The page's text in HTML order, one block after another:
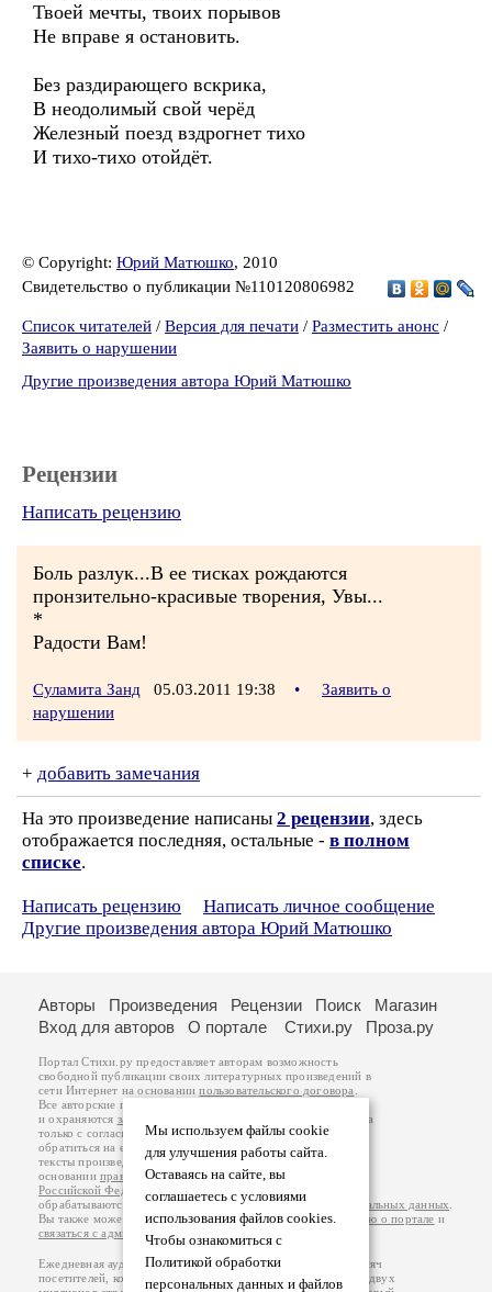
Твоей мечты, твоих порывов
Не вправе я остановить.
Без раздирающего вскрика,
В неодолимый свой черёд
Железный поезд вздрогнет тихо
И тихо-тихо отойдёт.
© Copyright: Юрий Матюшко, 2010
Свидетельство о публикации №110120806982
Список читателей / Версия для печати / Разместить анонс /
Заявить о нарушении
Другие произведения автора Юрий Матюшко
Рецензии
Написать рецензию
Боль разлук...В ее тисках рождаются
пронзительно-красивые творения, Увы...
*
Радости Вам!
Суламита Занд 05.03.2011 19:38 •
Заявить о
нарушении
+ добавить замечания
На это произведение написаны 2 рецензии, здесь
отображается последняя, остальные - в полном
списке.
Написать рецензию
Написать личное сообщение
Другие произведения автора Юрий Матюшко
Мы используем файлы cookie
для улучшения работы сайта.
Оставаясь на сайте, вы
соглашаетесь с условиями
использования файлов cookies.
Чтобы ознакомиться с
Политикой обработки
персональных данных и файлов
Авторы Произведения Рецензии Поиск
Магазин
Вход для авторов
О портале Стихи.ру Проза.ру
Портал Стихи.ру предоставляет авторам возможность
свободной публикации своих литературных произведений в
сети Интернет на основаниипользовательского договора
Все авторские права на произведения принадлежат авторам
и охраняются законом
. Перепечатка произведений возможна
только с согласия его автора, к которому вы можете
обратиться на его авторской странице. Ответственность за
тексты произведений авторы несут самостоятельно на
основанииправил публикацииизаконодательства
Российской Федерации
обрабатываются на основанииПолитики обработки персональных данных
Вы также можете посмотреть более подробнуюинформацию о портале и
связаться с администрацией
Ежедневная аудитория портала Стихи.ру – порядка 200 тысяч
посетителей, которые в общей сумме просматривают более двух